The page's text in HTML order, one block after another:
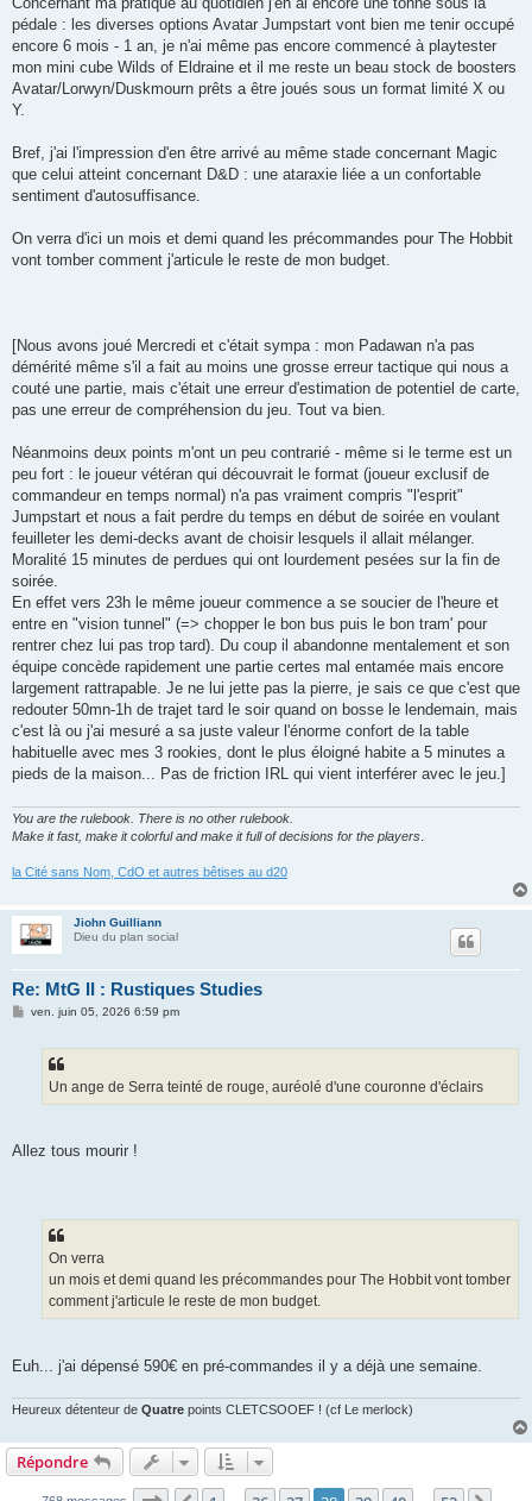
pédale : les diverses options Avatar Jumpstart vont bien me tenir occupé
encore 6 mois - 1 an, je n'ai même pas encore commencé à playtester
mon mini cube Wilds of Eldraine et il me reste un beau stock de boosters
Avatar/Lorwyn/Duskmourn prêts a être joués sous un format limité X ou
Y.
Bref, j'ai l'impression d'en être arrivé au même stade concernant Magic
que celui atteint concernant D&D : une ataraxie liée a un confortable
sentiment d'autosuffisance.
On verra d'ici un mois et demi quand les précommandes pour The Hobbit
vont tomber comment j'articule le reste de mon budget.
[Nous avons joué Mercredi et c'était sympa : mon Padawan n'a pas
démérité même s'il a fait au moins une grosse erreur tactique qui nous a
couté une partie, mais c'était une erreur d'estimation de potentiel de carte,
pas une erreur de compréhension du jeu. Tout va bien.
Néanmoins deux points m'ont un peu contrarié - même si le terme est un
peu fort : le joueur vétéran qui découvrait le format (joueur exclusif de
commandeur en temps normal) n'a pas vraiment compris "l'esprit"
Jumpstart et nous a fait perdre du temps en début de soirée en voulant
feuilleter les demi-decks avant de choisir lesquels il allait mélanger.
Moralité 15 minutes de perdues qui ont lourdement pesées sur la fin de
soirée.
En effet vers 23h le même joueur commence a se soucier de l'heure et
entre en "vision tunnel" (=> chopper le bon bus puis le bon tram' pour
rentrer chez lui pas trop tard). Du coup il abandonne mentalement et son
équipe concède rapidement une partie certes mal entamée mais encore
largement rattrapable. Je ne lui jette pas la pierre, je sais ce que c'est que
redouter 50mn-1h de trajet tard le soir quand on bosse le lendemain, mais
c'est là ou j'ai mesuré a sa juste valeur l'énorme confort de la table
habituelle avec mes 3 rookies, dont le plus éloigné habite a 5 minutes a
pieds de la maison... Pas de friction IRL qui vient interférer avec le jeu.]
You are the rulebook. There is no other rulebook.
Make it fast, make it colorful and make it full of decisions for the players
la Cité sans Nom, CdO et autres bêtises au d20
Jiohn Guilliann
Dieu du plan social
Re: MtG II : Rustiques Studies
Mven. juin 05, 2026 6:59 pm
Un ange de Serra teinté de rouge, auréolé d'une couronne d'éclairs
Allez tous mourir !
On verra
un mois et demi quand les précommandes pour The Hobbit vont tomber
comment j'articule le reste de mon budget.
Euh... j'ai dépensé 590€ en pré-commandes il y a déjà une semaine.
Heureux détenteur de Quatre points CLETCSOOEF ! (cf Le merlock)
Répondre